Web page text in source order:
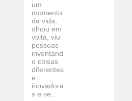
um
momento
da vida,
olhou em
volta, viu
pessoas
inventand
o coisas
diferentes
e
inovadora
s e se...